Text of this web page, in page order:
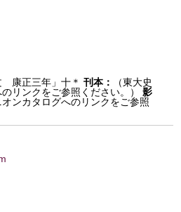
康正三年」十＊ 刊本：
（東大史
リンクをご参照ください。）
影
オンカタログへのリンクをご参照